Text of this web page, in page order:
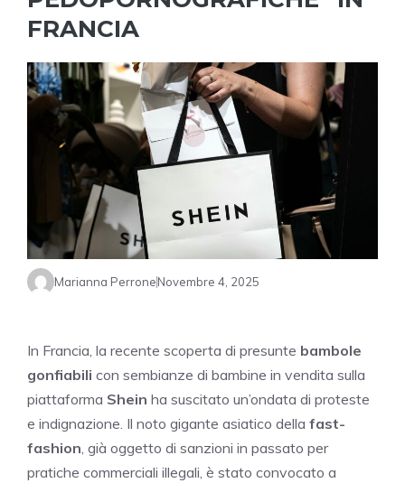
FRANCIA
Marianna PerroneNovembre 4, 2025
In Francia, la recente scoperta di presunte bambole
gonfiabili con sembianze di bambine in vendita sulla
piattaforma Shein ha suscitato un’ondata di proteste
e indignazione. Il noto gigante asiatico della fast-
fashion, già oggetto di sanzioni in passato per
pratiche commerciali illegali, è stato convocato a